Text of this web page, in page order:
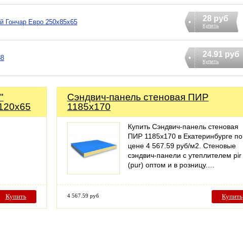
Гончар Евро 250х85х65 28 руб
Купить
24.91 руб
Купить
Купить
Сэндвич-панель стеновая ПИР
1185x170
Купить Сэндвич-панель стеновая
ПИР 1185x170 в Екатеринбурге по
цене 4 567.59 руб/м2. Стеновые
сэндвич-панели с утеплителем pir
(pur) оптом и в розницу.…
4 567.59 руб Купить